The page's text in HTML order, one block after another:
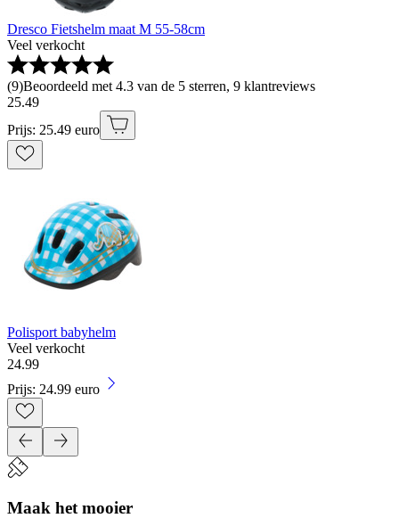
Dresco Fietshelm maat M 55-58cm
Veel verkocht
(9)Beoordeeld met 4.3 van de 5 sterren, 9 klantreviews
25.49
Prijs: 25.49 euro
Polisport babyhelm
Veel verkocht
24.99
Prijs: 24.99 euro
Maak het mooier